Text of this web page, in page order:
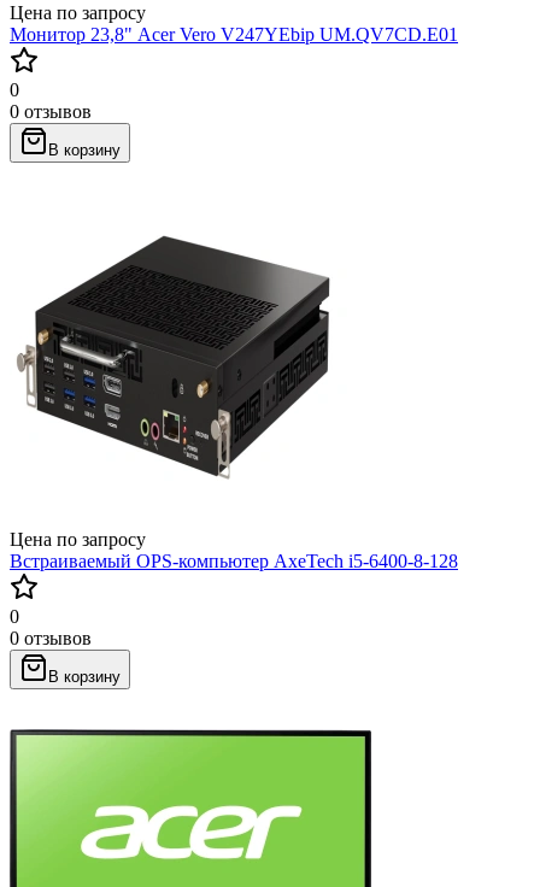
Цена по запросу
Монитор 23,8" Acer Vero V247YEbip UM.QV7CD.E01
0
0 отзывов
В корзину
Цена по запросу
Встраиваемый OPS-компьютер AxeTech i5-6400-8-128
0
0 отзывов
В корзину